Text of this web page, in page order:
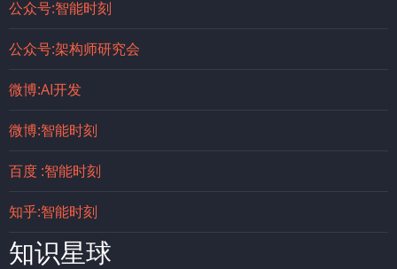
公众号:智能时刻
公众号:架构师研究会
微博:AI开发
微博:智能时刻
百度 :智能时刻
知乎:智能时刻
知识星球